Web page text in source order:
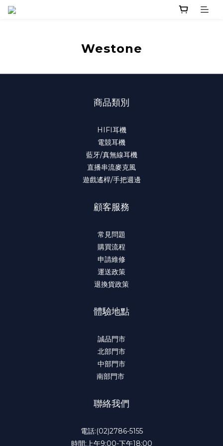
Westone
商品類別
HIFI耳機
電競耳機
藍牙/真無線耳機
直播串流麥克風
遊戲遙桿/手把週邊
顧客服務
常見問題
購買流程
申請維修
運送政策
退換貨政策
體驗地點
誠品門市
北部門市
中部門市
南部門市
聯絡我們
電話:(02)2786-5155
時間:上午9:00-下午18:00